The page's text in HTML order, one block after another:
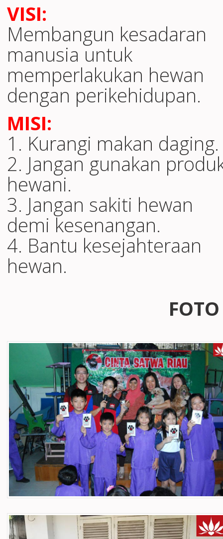
VISI:
Membangun kesadaran
manusia untuk
memperlakukan hewan
dengan perikehidupan.
MISI:
1. Kurangi makan daging.
2. Jangan gunakan
hewani.
3. Jangan sakiti hewan
demi kesenangan.
4. Bantu kesejahteraan
hewan.